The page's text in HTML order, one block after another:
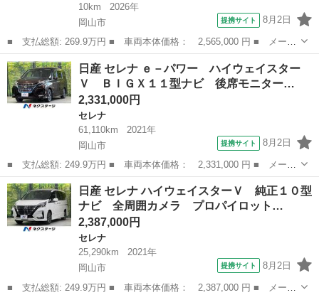
10km
2026年
岡山市
提携サイト 8月2日
■ 支払総額: 269.9万円 ■ 車両本体価格： 2,565,000 円 ■ メーカ
ー名： 日産 ■ 車種名： セレナ ■ グレード名： Ｘ 全方位運
転支援システム プロパイロット 禁煙車 ＬＥＤヘッドライト 電
動パーキ...
岡山 岡山市 セレナ
日産 セレナ ｅ－パワー ハイウェイスター
Ｖ ＢＩＧＸ１１型ナビ 後席モニター…
2,331,000円
セレナ
61,110km
2021年
岡山市
提携サイト 8月2日
■ 支払総額: 249.9万円 ■ 車両本体価格： 2,331,000 円 ■ メーカ
ー名： 日産 ■ 車種名： セレナ ■ グレード名： ｅ－パワー
ハイウェイスターＶ ＢＩＧＸ１１型ナビ 後席モニター 全周囲カ
メラ 両...
岡山 岡山市 セレナ
日産 セレナ ハイウェイスターＶ 純正１０型
ナビ 全周囲カメラ プロパイロット…
2,387,000円
セレナ
25,290km
2021年
岡山市
提携サイト 8月2日
■ 支払総額: 249.9万円 ■ 車両本体価格： 2,387,000 円 ■ メーカ